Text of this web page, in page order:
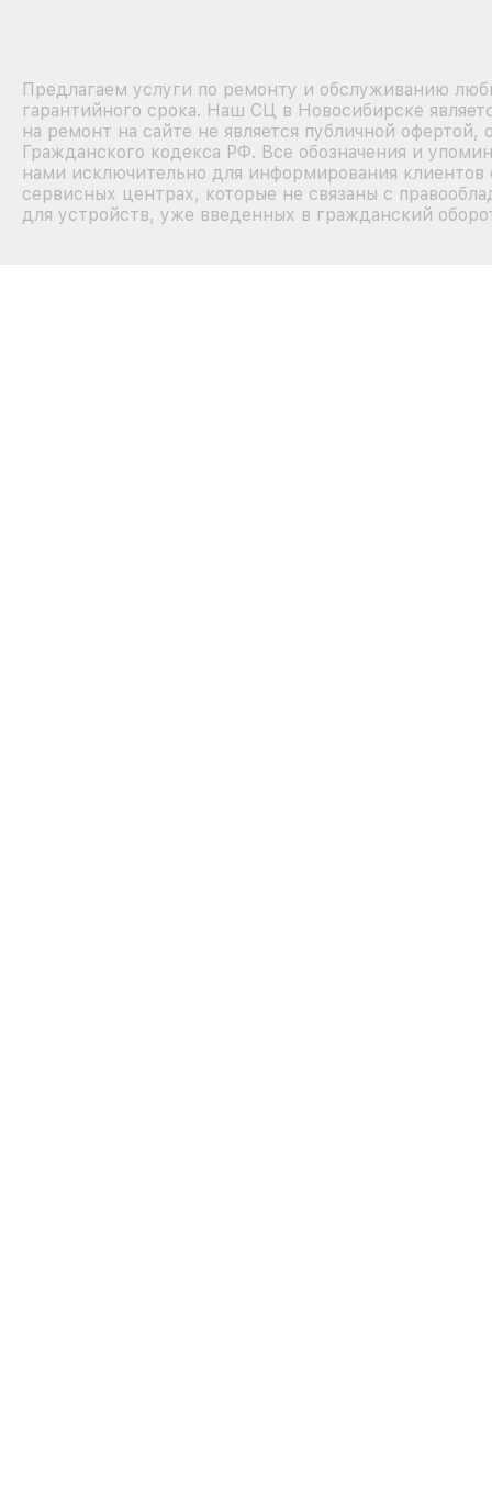
Предлагаем услуги по ремонту и обслуживанию
гарантийного срока. Наш СЦ в Новосибирске
на ремонт на сайте не является публичной
Гражданского кодекса РФ. Все обозначения и
нами исключительно для информирования
сервисных центрах, которые не связаны с
для устройств, уже введенных в гражданский